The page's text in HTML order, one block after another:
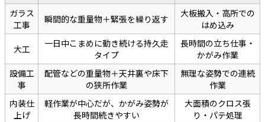
ガラス
工事
瞬間的な重量物＋緊張を繰り返す
大板搬入・高所での
はめ込み
大工
一日中こまめに動き続ける持久走
タイプ
長時間の立ち仕事・
かがみ作業
設備工
事
配管などの重量物＋天井裏や床下
の狭所作業
無理な姿勢での連続
作業
内装仕
上げ
軽作業が中心だが、かがみ姿勢が
長時間続きやすい
大面積のクロス張
り・パテ処理